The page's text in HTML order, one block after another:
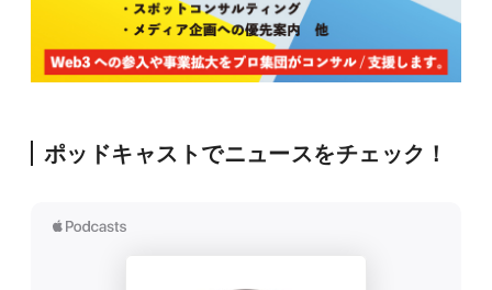
ポッドキャストでニュースをチェック！